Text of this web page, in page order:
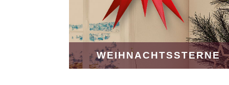
WEIHNACHTSSTERNE